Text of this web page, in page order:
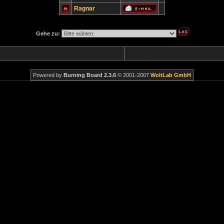
Ragnar
Gehe zu:
Powered by Burning Board 2.3.6 © 2001-2007 WoltLab GmbH